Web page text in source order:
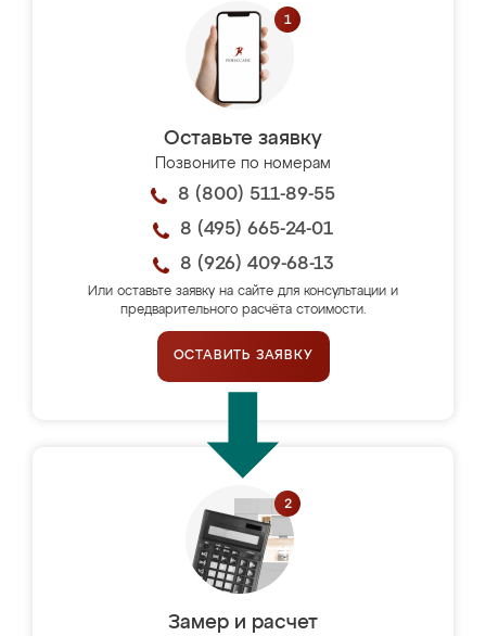
Оставьте заявку
Позвоните по номерам
8 (800) 511-89-55
8 (495) 665-24-01
8 (926) 409-68-13
Или оставьте заявку на сайте для консультации и
предварительного расчёта стоимости.
ОСТАВИТЬ ЗАЯВКУ
Замер и расчет